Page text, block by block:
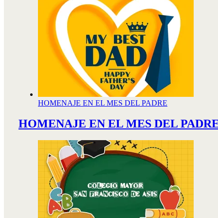
HOMENAJE EN EL MES DEL PADRE
HOMENAJE EN EL MES DEL